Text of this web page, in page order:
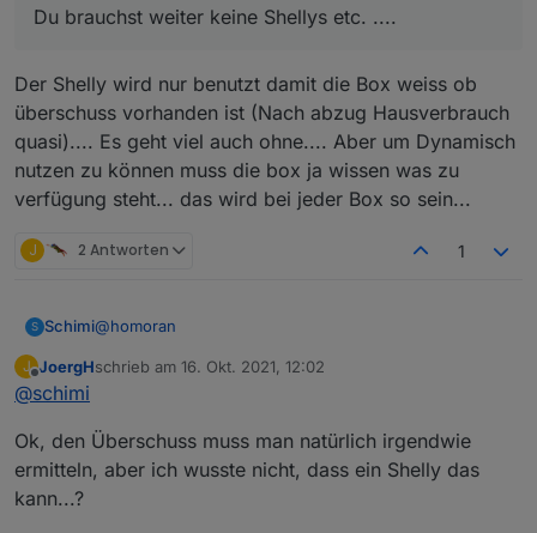
Du brauchst weiter keine Shellys etc. ....
Der Shelly wird nur benutzt damit die Box weiss ob
überschuss vorhanden ist (Nach abzug Hausverbrauch
quasi).... Es geht viel auch ohne.... Aber um Dynamisch
nutzen zu können muss die box ja wissen was zu
verfügung steht... das wird bei jeder Box so sein...
J 2 Antworten 1
S Schimi@homoran
zur Zeit so:
@joerghsagte inWelche Wallboxen funktionieren mit
J
Offline
JoergHschrieb am 16. Okt. 2021, 12:02
zuletzt editiert von
@schimi
Ok, den Überschuss muss man natürlich irgendwie
ermitteln, aber ich wusste nicht, dass ein Shelly das
kann...?